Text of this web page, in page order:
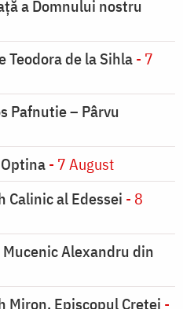
a Domnului nostru
Teodora de la Sihla- 7
Pafnutie – Pârvu
- 7 August
al Edessei - 8
Alexandru din
Episcopul Cretei -